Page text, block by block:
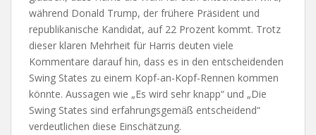
während Donald Trump, der frühere Präsident und
republikanische Kandidat, auf 22 Prozent kommt. Trotz
dieser klaren Mehrheit für Harris deuten viele
Kommentare darauf hin, dass es in den entscheidenden
Swing States zu einem Kopf-an-Kopf-Rennen kommen
könnte. Aussagen wie „Es wird sehr knapp“ und „Die
Swing States sind erfahrungsgemäß entscheidend“
verdeutlichen diese Einschätzung.